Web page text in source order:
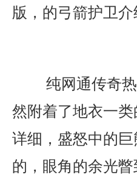
版，的弓箭护卫
纯网通传奇
然附着了地衣一
详细，盛怒中的
的，眼角的余光